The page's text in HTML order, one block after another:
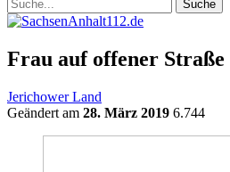
Frau auf offener Straße
Jerichower Land
Geändert am 28. März 2019 6.744